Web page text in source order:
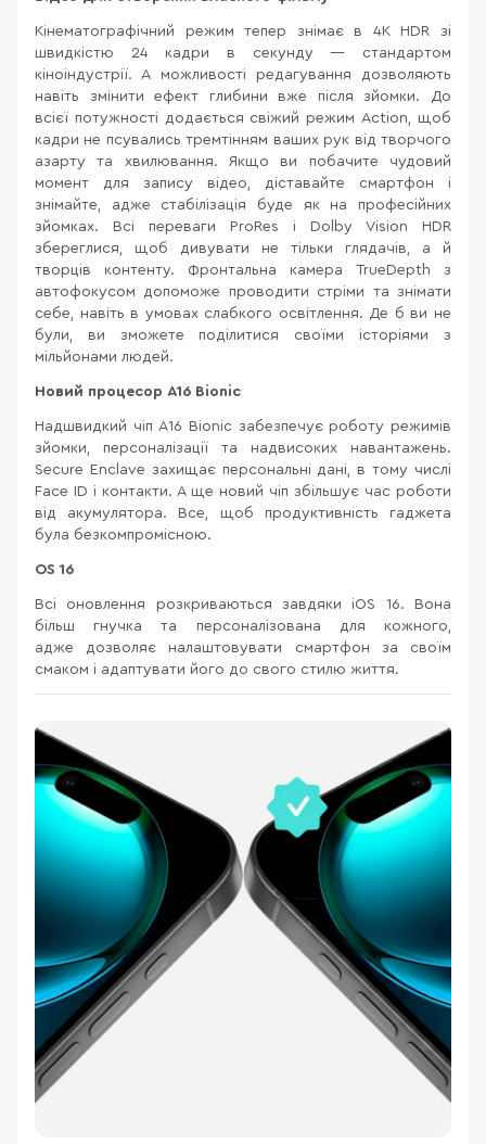
Кінематографічний режим тепер знімає в 4K HDR зі
швидкістю 24 кадри в секунду — стандартом
кіноіндустрії. А можливості редагування дозволяють
навіть змінити ефект глибини вже після зйомки. До
всієї потужності додається свіжий режим Action, щоб
кадри не псувались тремтінням ваших рук від творчого
азарту та хвилювання. Якщо ви побачите чудовий
момент для запису відео, діставайте смартфон і
знімайте, адже стабілізація буде як на професійних
зйомках. Всі переваги ProRes і Dolby Vision HDR
збереглися, щоб дивувати не тільки глядачів, а й
творців контенту. Фронтальна камера TrueDepth з
автофокусом допоможе проводити стріми та знімати
себе, навіть в умовах слабкого освітлення. Де б ви не
були, ви зможете поділитися своїми історіями з
мільйонами людей.
Новий процесор A16 Bionic
Надшвидкий чіп A16 Bionic забезпечує роботу режимів
зйомки, персоналізації та надвисоких навантажень.
Secure Enclave захищає персональні дані, в тому числі
Face ID і контакти. А ще новий чіп збільшує час роботи
від акумулятора. Все, щоб продуктивність гаджета
була безкомпромісною.
OS 16
Всі оновлення розкриваються завдяки iOS 16. Вона
більш гнучка та персоналізована для кожного,
адже дозволяє налаштовувати смартфон за своїм
смаком і адаптувати його до свого стилю життя.